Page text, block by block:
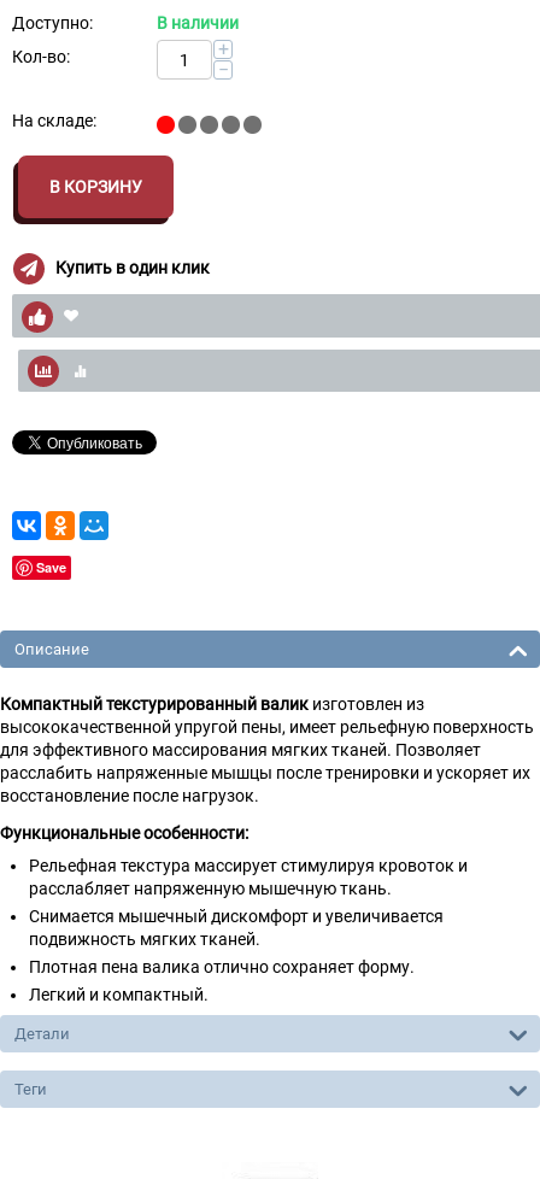
Доступно:
В наличии
Кол-во:
+
−
На складе:
В КОРЗИНУ
Купить в один клик
Save
Описание
Компактный текстурированный валик изготовлен из
высококачественной упругой пены, имеет рельефную поверхность
для эффективного массирования мягких тканей. Позволяет
расслабить напряженные мышцы после тренировки и ускоряет их
восстановление после нагрузок.
Функциональные особенности:
Рельефная текстура массирует стимулируя кровоток и
расслабляет напряженную мышечную ткань.
Снимается мышечный дискомфорт и увеличивается
подвижность мягких тканей.
Плотная пена валика отлично сохраняет форму.
Легкий и компактный.
Детали
Теги